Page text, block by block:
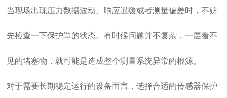
当现场出现压力数据波动、响应迟缓或者测量偏差时，不妨
先检查一下保护罩的状态。有时候问题并不复杂，一层看不
见的堵塞物，就可能是造成整个测量系统异常的根源。
对于需要长期稳定运行的设备而言，选择合适的传感器保护